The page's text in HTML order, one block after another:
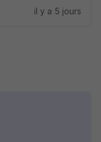
il y a 5 jours